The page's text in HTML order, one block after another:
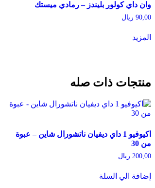
وان داي كولور بليندز – رمادي ميستك
90,00 ريال
المزيد
منتجات ذات صله
اكيوفيو 1 داي ديفيان ناتشورال شاين – عبوة
من 30
200,00 ريال
إضافة الي السلة